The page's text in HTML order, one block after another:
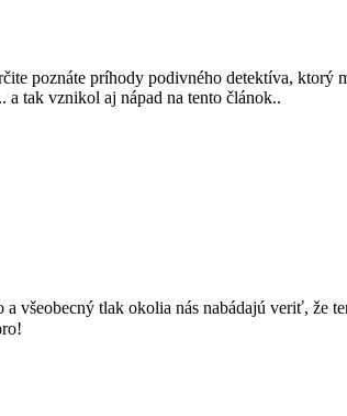
poznáte príhody podivného detektíva,
tak vznikol aj nápad na tento článok..
všeobecný tlak okolia nás nabádajú veriť, že